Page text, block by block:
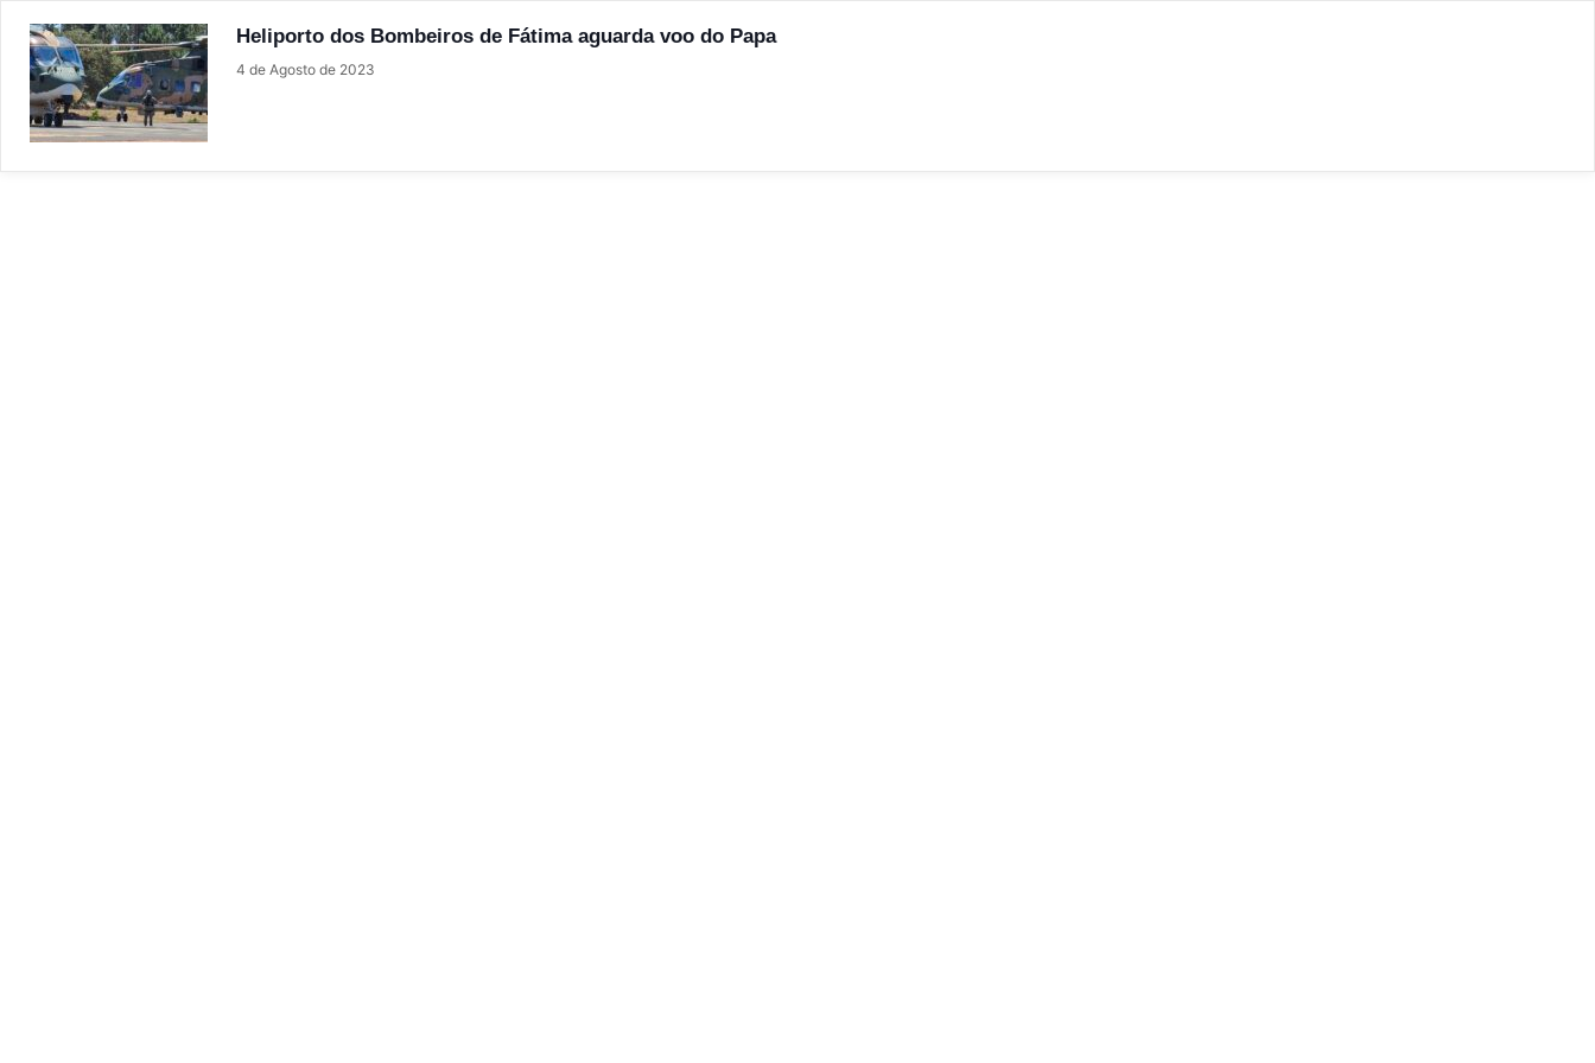
Heliporto dos Bombeiros de Fátima aguarda voo do Papa
4 de Agosto de 2023